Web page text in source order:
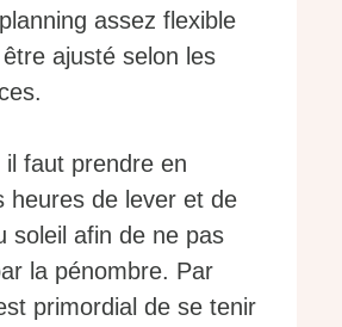
assez flexible
ajusté selon les
il faut prendre en
heures de lever et de
soleil afin de ne pas
la pénombre. Par
primordial de se tenir